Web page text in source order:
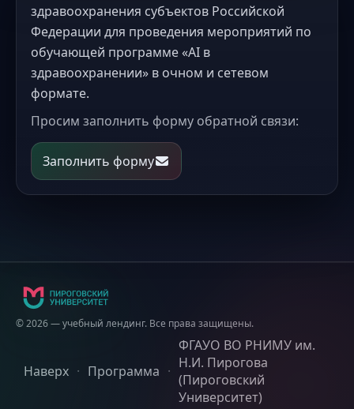
здравоохранения субъектов Российской
Федерации для проведения мероприятий по
обучающей программе «AI в
здравоохранении» в очном и сетевом
формате.
Просим заполнить форму обратной связи:
Заполнить форму
©2026— учебный лендинг. Все права защищены.
Наверх · Программа ·
ФГАУО ВО РНИМУ им.
Н.И. Пирогова
(Пироговский
Университет)